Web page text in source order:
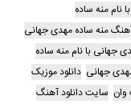
نام منه ساده
آهنگ منه ساده مهدی جهانی
جهانی با نام منه ساده
جهانی دانلود موزیک
سایت دانلود آهنگ